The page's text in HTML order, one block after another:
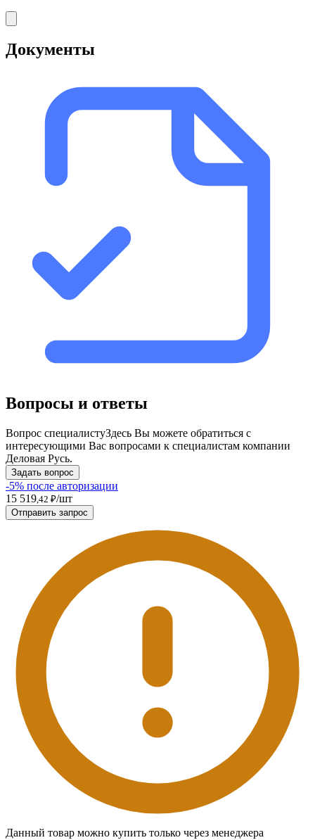
Документы
Вопросы и ответы
Вопрос специалистуЗдесь Вы можете обратиться с
интересующими Вас вопросами к специалистам компании
Деловая Русь.
Задать вопрос
-5% после авторизации
15 519 ,42 ₽/шт
Отправить запрос
Данный товар можно купить только через менеджера